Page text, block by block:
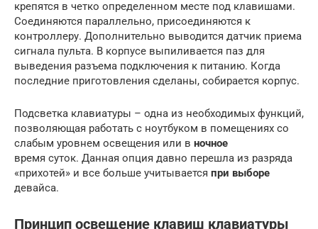
крепятся в четко определенном месте под клавишами.
Соединяются параллельно, присоединяются к
контроллеру. Дополнительно выводится датчик приема
сигнала пульта. В корпусе выпиливается паз для
выведения разъема подключения к питанию. Когда
последние приготовления сделаны, собирается корпус.
Подсветка клавиатуры – одна из необходимых функций,
позволяющая работать с ноутбуком в помещениях со
слабым уровнем освещения или в ночное
время суток. Данная опция давно перешла из разряда
«прихотей» и все больше учитывается при выборе
девайса.
Принцип освещение клавиш клавиатуры